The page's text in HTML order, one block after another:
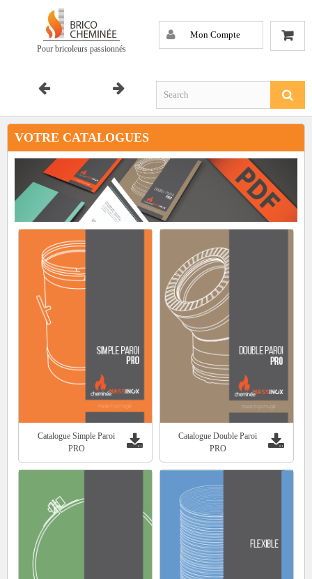
Pour bricoleurs passionnés
Mon Compte
VOTRE CATALOGUES
Catalogue Simple Paroi
PRO
Catalogue Double Paroi
PRO